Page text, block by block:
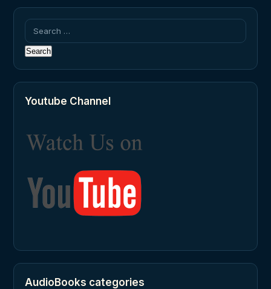
Search
for:
Youtube Channel
AudioBooks categories